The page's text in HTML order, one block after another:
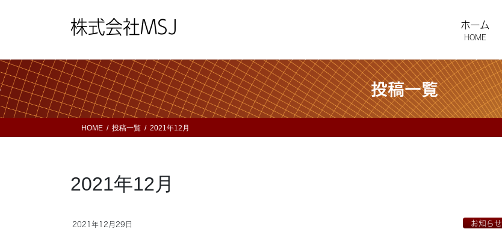
ツ
へ
ス
キ
プ
シ
ョ
ン
に
動
株式会社MSJ ホーム
HOME
投稿一覧
HOME 投稿一覧 2021年12月
2021年12月
2021年12月29日 お知らせ